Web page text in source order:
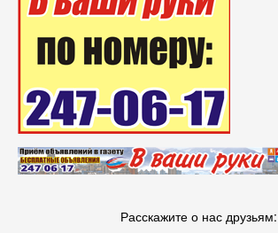
Расскажите о нас друзьям: